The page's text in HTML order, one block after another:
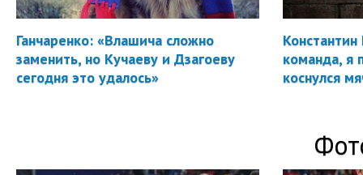
Ганчаренко: «Влашича сложно
заменить, но Кучаеву и Дзагоеву
сегодня это удалось»
Константин
команда, я
коснулся